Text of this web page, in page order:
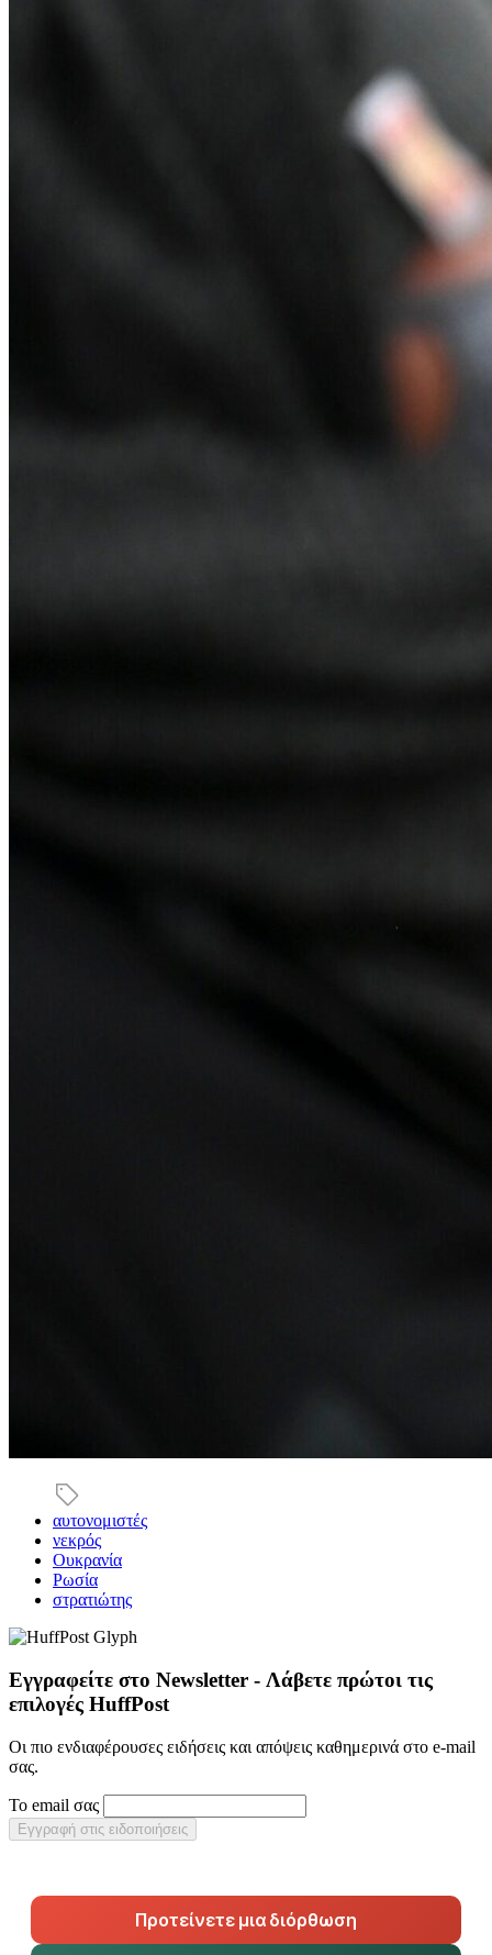
αυτονομιστές
νεκρός
Ουκρανία
Ρωσία
στρατιώτης
Εγγραφείτε στο Newsletter - Λάβετε πρώτοι τις
επιλογές HuffPost
Οι πιο ενδιαφέρουσες ειδήσεις και απόψεις καθημερινά στο e-mail
σας.
Το email σας
Εγγραφή στις ειδοποιήσεις
Προτείνετε μια διόρθωση